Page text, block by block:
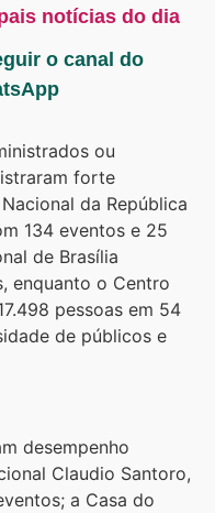
notícias do dia
o canal do
ou
forte
da República
134 eventos e 25
de Brasília
enquanto o Centro
pessoas em 54
de públicos e
desempenho
Claudio Santoro,
a Casa do